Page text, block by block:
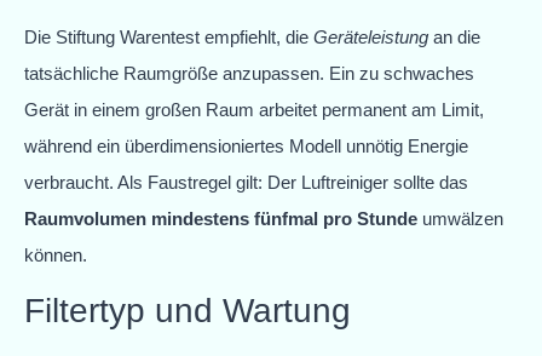
Die Stiftung Warentest empfiehlt, die Geräteleistung an die
tatsächliche Raumgröße anzupassen. Ein zu schwaches
Gerät in einem großen Raum arbeitet permanent am Limit,
während ein überdimensioniertes Modell unnötig Energie
verbraucht. Als Faustregel gilt: Der Luftreiniger sollte das
Raumvolumen mindestens fünfmal pro Stunde umwälzen
können.
Filtertyp und Wartung